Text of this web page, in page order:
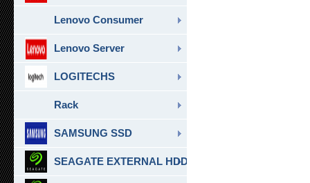
Lenovo Consumer
Lenovo Server
LOGITECHS
Rack
SAMSUNG SSD
SEAGATE EXTERNAL HDD & SSD